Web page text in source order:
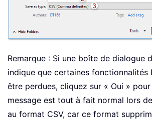
Remarque : Si une boîte de dialogue
indique que certaines fonctionnalités
être perdues, cliquez sur « Oui »
message est tout à fait normal lors
au format CSV, car ce format